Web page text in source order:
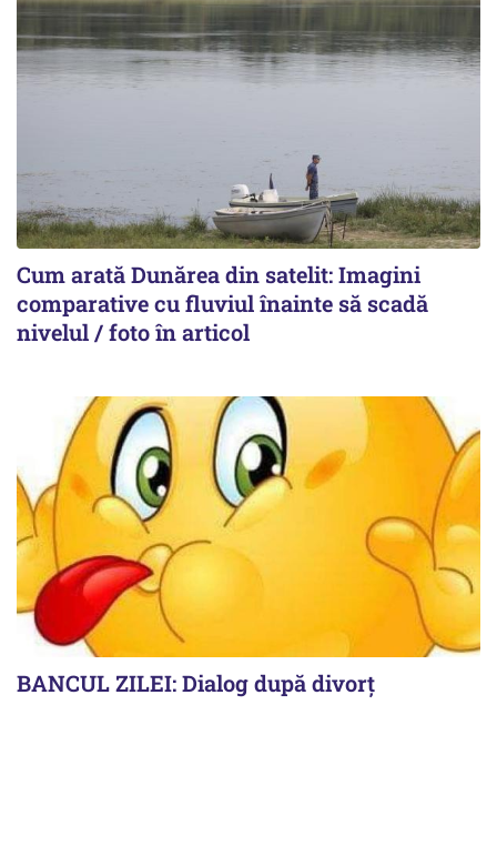
Cum arată Dunărea din satelit: Imagini
comparative cu fluviul înainte să scadă
nivelul / foto în articol
BANCUL ZILEI: Dialog după divorț